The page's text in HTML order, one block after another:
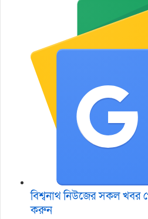
বিশ্বনাথ নিউজের সকল
করুন